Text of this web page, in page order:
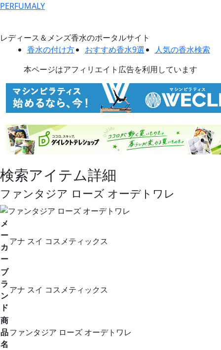
PERFUMALY
レディース＆メンズ香水のポータルサイト
香水の付け方
おすすめ香水9選
人気の香水検索
本ページはアフィリエイト広告を利用しています
検索アイテム詳細
ファンタジア ローズ オーデトワレ
メ
ー
カ
ー
アナ スイ コスメティックス
ブ
ラ
ン
ド
アナ スイ コスメティックス
商
品
名
ファンタジア ローズ オーデトワレ